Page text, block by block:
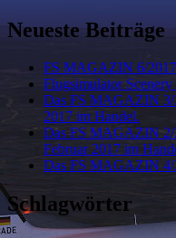
Neueste Beiträge
FS MAGAZIN 6/2017
Flugsimulator
Das FS MAGAZIN 3/
2017 im Handel.
Das FS MAGAZIN 2/
Februar 2017 im
Das FS MAGAZIN
Schlagwörter